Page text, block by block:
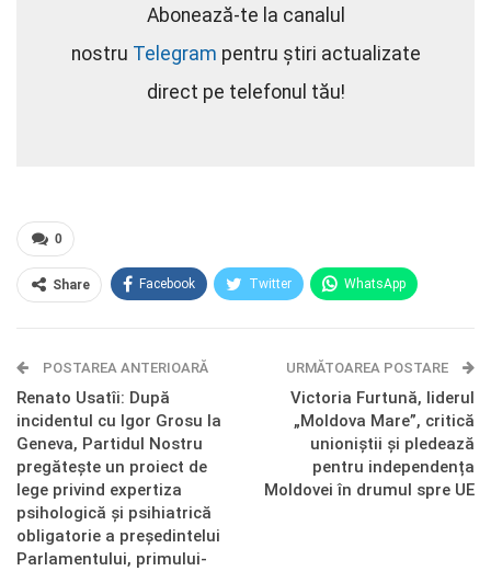
Abonează-te la canalul
nostru Telegram pentru știri actualizate
direct pe telefonul tău!
0
Share Facebook Twitter WhatsApp
Telegram OK.ru
POSTAREA ANTERIOARĂ
Renato Usatîi: După
incidentul cu Igor Grosu la
Geneva, Partidul Nostru
pregătește un proiect de
lege privind expertiza
psihologică și psihiatrică
obligatorie a președintelui
Parlamentului, primului-
URMĂTOAREA POSTARE
Victoria Furtună, liderul
„Moldova Mare”, critică
unioniștii și pledează
pentru independența
Moldovei în drumul spre UE